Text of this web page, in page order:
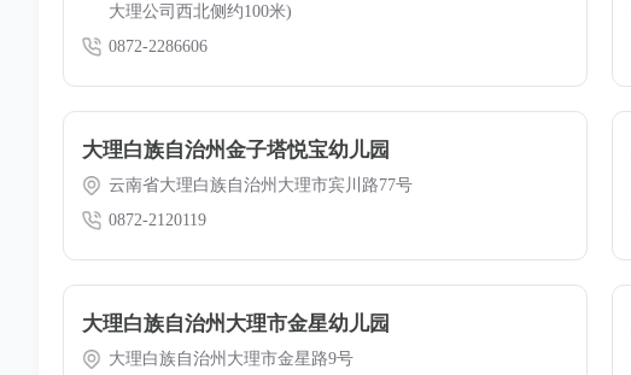
大理公司西北侧约100米)
0872-2286606
大理白族自治州金子塔悦宝幼儿园
云南省大理白族自治州大理市宾川路77号
0872-2120119
大理白族自治州大理市金星幼儿园
大理白族自治州大理市金星路9号